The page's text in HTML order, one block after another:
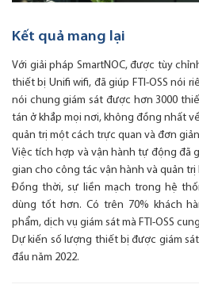
Kết quả mang lại
Với giải pháp SmartNOC, được tùy
thiết bị Unifi wifi, đã giúp FTI-OSS nói
nói chung giám sát được hơn 3000
tán ở khắp mọi nơi, không đồng nhất
quản trị một cách trực quan và đơn
Việc tích hợp và vận hành tự động đã
gian cho công tác vận hành và quản
Đồng thời, sự liền mạch trong hệ
dùng tốt hơn. Có trên 70% khách
phẩm, dịch vụ giám sát mà FTI-OSS
Dự kiến số lượng thiết bị được giám
đầu năm 2022.